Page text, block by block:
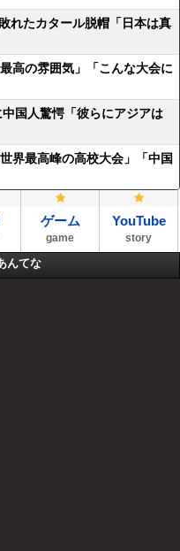
れたカタール脱帽「日本は真
高の雰囲気」「こんな大会に
国人驚愕「彼らにアジアは
界最高峰の高校大会」「中国
ゲーム
game
YouTube
story
んてな